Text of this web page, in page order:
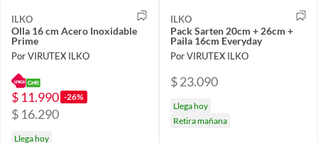
ILKO
Olla 16 cm Acero Inoxidable
Prime
Por VIRUTEX ILKO
$ 11.990 -26%
$ 16.290
Llega hoy
ILKO
Pack Sarten 20cm + 26cm +
Paila 16cm Everyday
Por VIRUTEX ILKO
$ 23.090
Llega hoy
Retira mañana